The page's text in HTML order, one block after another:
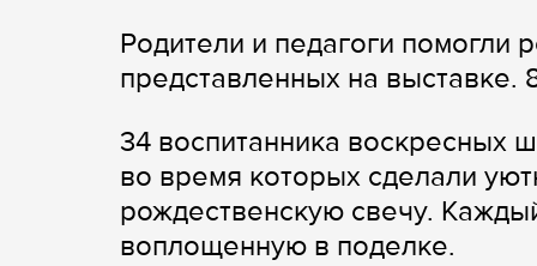
Родители и педагоги помогли
представленных на выставке.
34 воспитанника воскресных
во время которых сделали
рождественскую свечу.
воплощенную в поделке.